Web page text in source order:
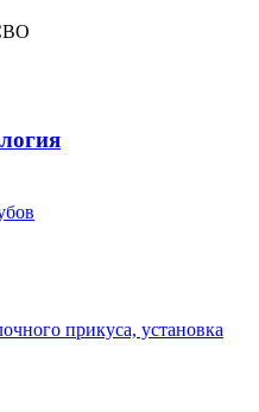
прикуса, установка